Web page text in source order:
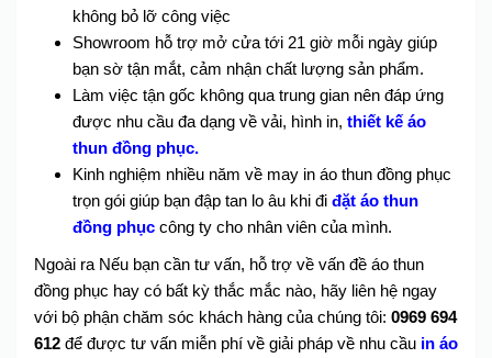
không bỏ lỡ công việc
Showroom hỗ trợ mở cửa tới 21 giờ mỗi ngày giúp
bạn sờ tận mắt, cảm nhận chất lượng sản phẩm.
Làm việc tận gốc không qua trung gian nên đáp ứng
được nhu cầu đa dạng về vải, hình in, thiết kế áo
thun đồng phục.
Kinh nghiệm nhiều năm về may in áo thun đồng phục
trọn gói giúp bạn đập tan lo âu khi đi đặt áo thun
đồng phục công ty cho nhân viên của mình.
Ngoài ra Nếu bạn cần tư vấn, hỗ trợ về vấn đề áo thun
đồng phục hay có bất kỳ thắc mắc nào, hãy liên hệ ngay
với bộ phận chăm sóc khách hàng của chúng tôi: 0969 694
612 để được tư vấn miễn phí về giải pháp về nhu cầu in áo